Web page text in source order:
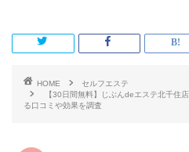
HOME
セルフエステ
【30日間無料】じぶんdeエステ北千住
る口コミや効果を調査